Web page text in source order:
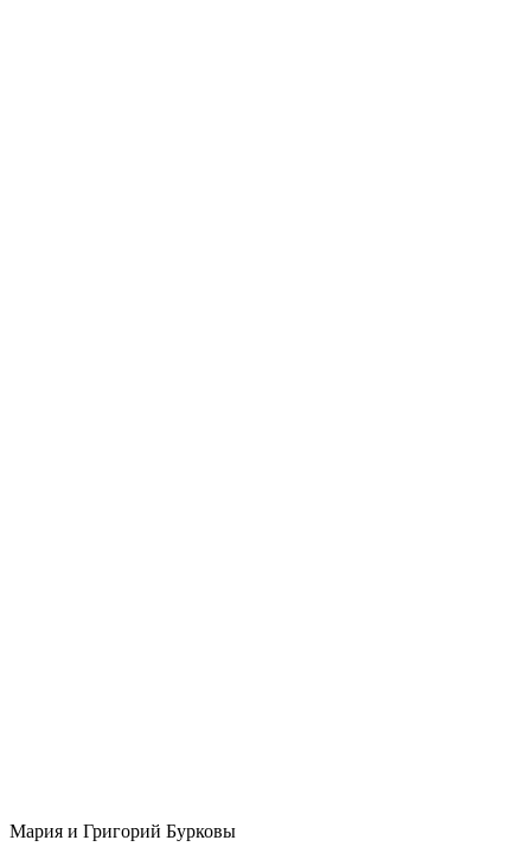
Мария и Григорий Бурковы